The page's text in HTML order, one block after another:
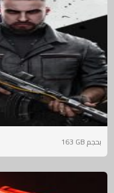
163 GB بحجم